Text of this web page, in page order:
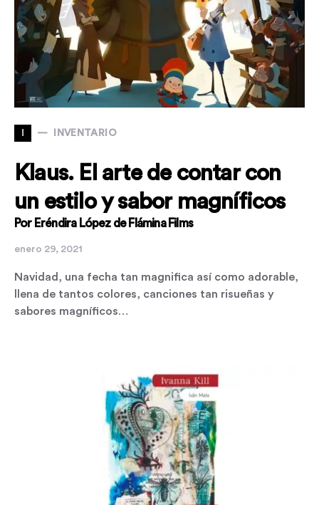
I INVENTARIO
Klaus. El arte de contar con
un estilo y sabor magníficos
Por Eréndira López de Flámina Films
enero 29, 2021
Navidad, una fecha tan magnifica así como adorable,
llena de tantos colores, canciones tan risueñas y
sabores magníficos…